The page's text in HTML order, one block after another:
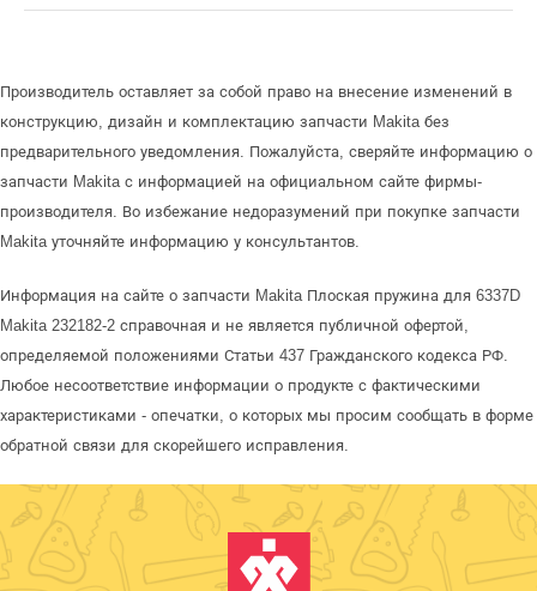
Производитель оставляет за собой право на внесение изменений в
конструкцию, дизайн и комплектацию запчасти Makita без
предварительного уведомления. Пожалуйста, сверяйте информацию о
запчасти Makita с информацией на официальном сайте фирмы-
производителя. Во избежание недоразумений при покупке запчасти
Makita уточняйте информацию у консультантов.
Информация на сайте о запчасти Makita Плоская пружина для 6337D
Makita 232182-2 справочная и не является публичной офертой,
определяемой положениями Статьи 437 Гражданского кодекса РФ.
Любое несоответствие информации о продукте с фактическими
характеристиками - опечатки, о которых мы просим сообщать в форме
обратной связи для скорейшего исправления.